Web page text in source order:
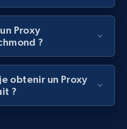
Proxy
?
obtenir un Proxy
?